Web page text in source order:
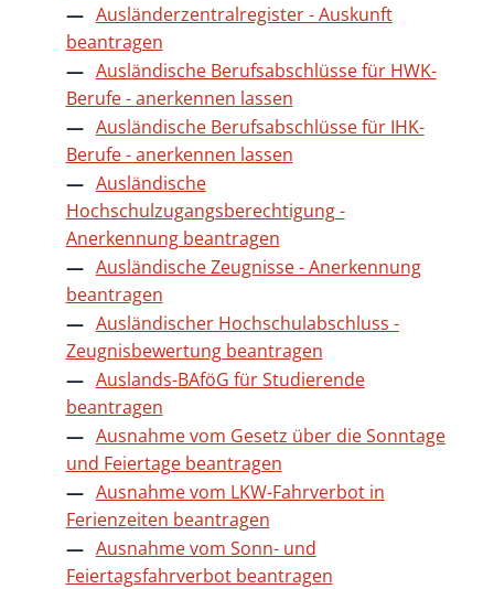
Ausländerzentralregister - Auskunft
beantragen
Ausländische Berufsabschlüsse für HWK-
Berufe - anerkennen lassen
Ausländische Berufsabschlüsse für IHK-
Berufe - anerkennen lassen
Ausländische
Hochschulzugangsberechtigung -
Anerkennung beantragen
Ausländische Zeugnisse - Anerkennung
beantragen
Ausländischer Hochschulabschluss -
Zeugnisbewertung beantragen
Auslands-BAföG für Studierende
beantragen
Ausnahme vom Gesetz über die Sonntage
und Feiertage beantragen
Ausnahme vom LKW-Fahrverbot in
Ferienzeiten beantragen
Ausnahme vom Sonn- und
Feiertagsfahrverbot beantragen